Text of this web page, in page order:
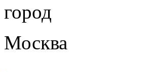
город
Москва